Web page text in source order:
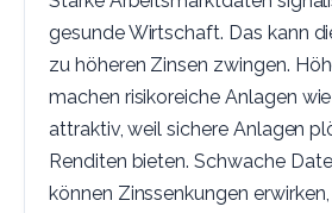
gesunde Wirtschaft. Das kann
zu höheren Zinsen zwingen.
machen risikoreiche Anlagen
attraktiv, weil sichere Anlagen
Renditen bieten. Schwache
können Zinssenkungen